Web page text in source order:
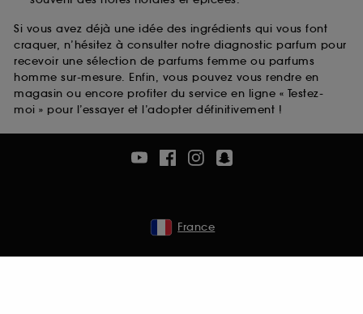
Si vous avez déjà une idée des ingrédients qui vous font
craquer, n’hésitez à consulter notre diagnostic parfum pour
recevoir une sélection de parfums femme ou parfums
homme sur-mesure. Enfin, vous pouvez vous rendre en
magasin ou encore profiter du service en ligne « Testez-
moi » pour l’essayer et l’adopter définitivement !
France